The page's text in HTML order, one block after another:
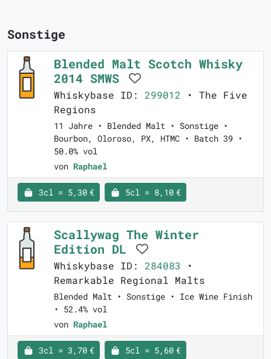
Sonstige
Blended Malt Scotch Whisky
2014 SMWS
Whiskybase ID: 299012 • The Five
Regions
11 Jahre • Blended Malt • Sonstige •
Bourbon, Oloroso, PX, HTMC • Batch 39 •
50.0% vol
von Raphael
3cl = 5,30 € 5cl = 8,10 €
Scallywag The Winter
Edition DL
Whiskybase ID: 284083 •
Remarkable Regional Malts
Blended Malt • Sonstige • Ice Wine Finish
• 52.4% vol
von Raphael
3cl = 3,70 € 5cl = 5,60 €